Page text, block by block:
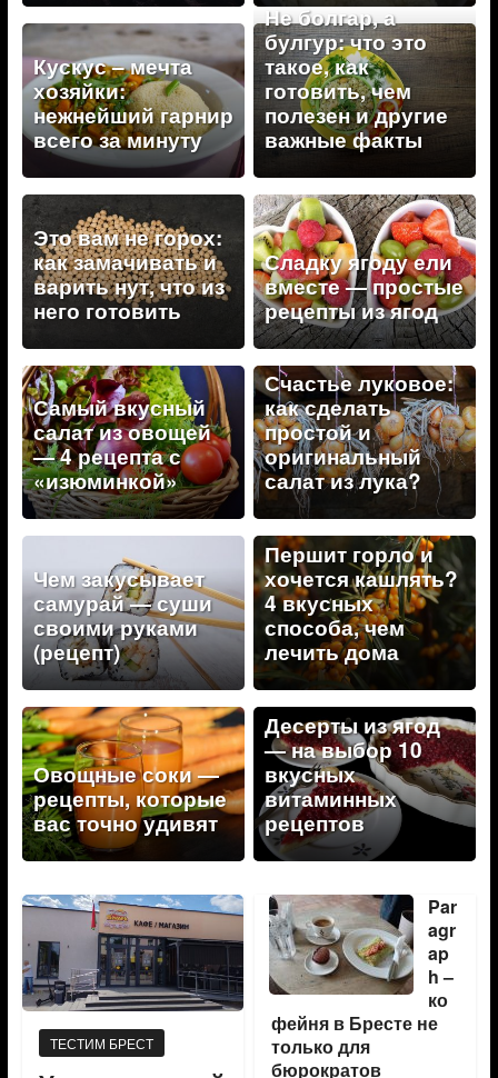
Кускус – мечта
хозяйки:
нежнейший гарнир
всего за минуту
Не болгар, а
булгур: что это
такое, как
готовить, чем
полезен и другие
важные факты
Это вам не горох:
как замачивать и
варить нут, что из
него готовить
Сладку ягоду ели
вместе — простые
рецепты из ягод
Самый вкусный
салат из овощей
— 4 рецепта с
«изюминкой»
Счастье луковое:
как сделать
простой и
оригинальный
салат из лука?
Чем закусывает
самурай — суши
своими руками
(рецепт)
Першит горло и
хочется кашлять?
4 вкусных
способа, чем
лечить дома
Овощные соки —
рецепты, которые
вас точно удивят
Десерты из ягод
— на выбор 10
вкусных
витаминных
рецептов
ТЕСТИМ БРЕСТ
Par
agr
ap
h –
ко
фейня в Бресте не
только для
бюрократов